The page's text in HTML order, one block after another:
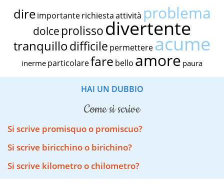
dire importante richiestaattività problema
dolce prolissodivertente
tranquillodifficile permettereacume
inerme particolarefare bello amore paura
HAI UN DUBBIO
come si scrive
Si scrive promisquo o promiscuo?
Si scrive biricchino o birichino?
Si scrive kilometro o chilometro?